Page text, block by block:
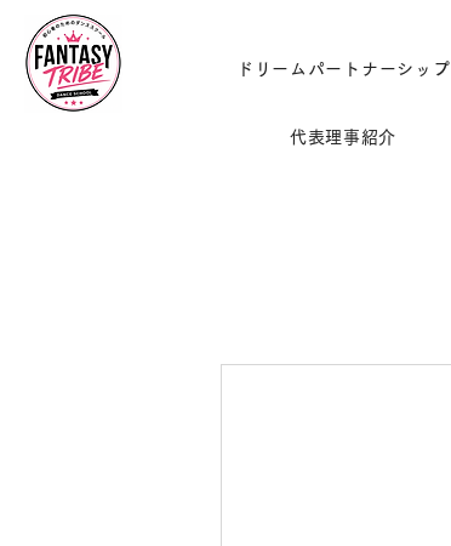
ドリームパートナーシップ
代表理事紹介